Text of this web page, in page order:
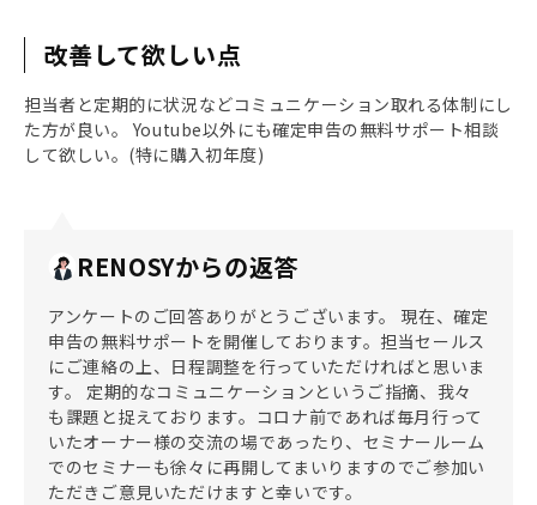
改善して欲しい点
担当者と定期的に状況などコミュニケーション取れる体制にし
た方が良い。 Youtube以外にも確定申告の無料サポート相談
して欲しい。(特に購入初年度)
RENOSYからの返答
アンケートのご回答ありがとうございます。 現在、確定
申告の無料サポートを開催しております。担当セールス
にご連絡の上、日程調整を行っていただければと思いま
す。 定期的なコミュニケーションというご指摘、我々
も課題と捉えております。コロナ前であれば毎月行って
いたオーナー様の交流の場であったり、セミナールーム
でのセミナーも徐々に再開してまいりますのでご参加い
ただきご意見いただけますと幸いです。